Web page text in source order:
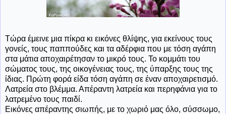
Τώρα έμεινε μια πίκρα κι εικόνες θλίψης, για εκείνους τους
γονείς, τους παππούδες και τα αδέρφια που με τόση αγάπη
στα μάτια αποχαιρέτησαν το μικρό τους. Το κομμάτι του
σώματος τους, της οικογένειας τους, της ύπαρξης τους της
ίδιας. Πρώτη φορά είδα τόση αγάπη σε έναν αποχαιρετισμό.
Λατρεία στο βλέμμα. Απέραντη λατρεία και περηφάνια για το
λατρεμένο τους παιδί.
Εικόνες απέραντης σιωπής, με το χωριό μας όλο, σύσσωμο,